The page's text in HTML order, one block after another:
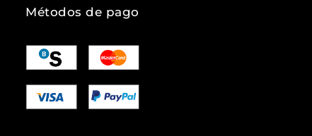
Métodos de pago